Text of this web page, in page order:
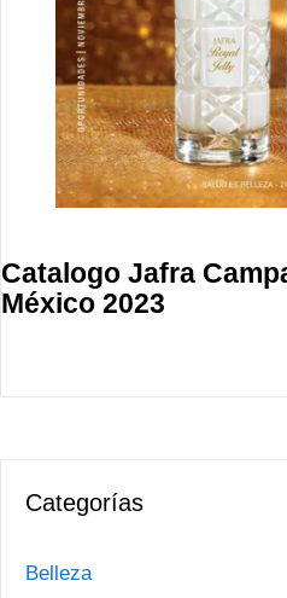
Catalogo Jafra
México 2023
Categorías
Belleza